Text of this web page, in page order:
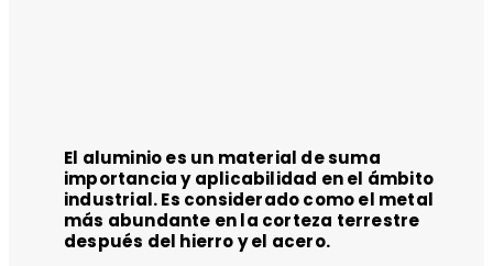
El aluminio es un material de suma
importancia y aplicabilidad en el ámbito
industrial. Es considerado como el metal
más abundante en la corteza terrestre
después del hierro y el acero.